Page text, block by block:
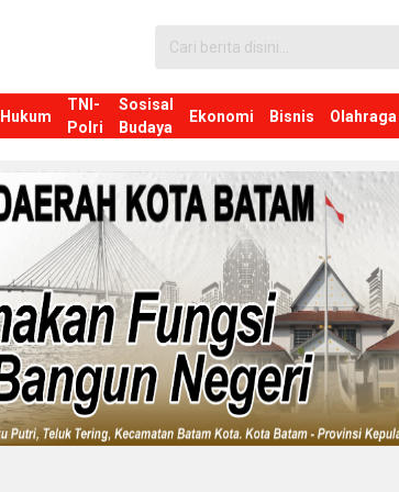
Hukum
TNI-
Polri
Sosisal
Budaya
Ekonomi Bisnis Olahraga